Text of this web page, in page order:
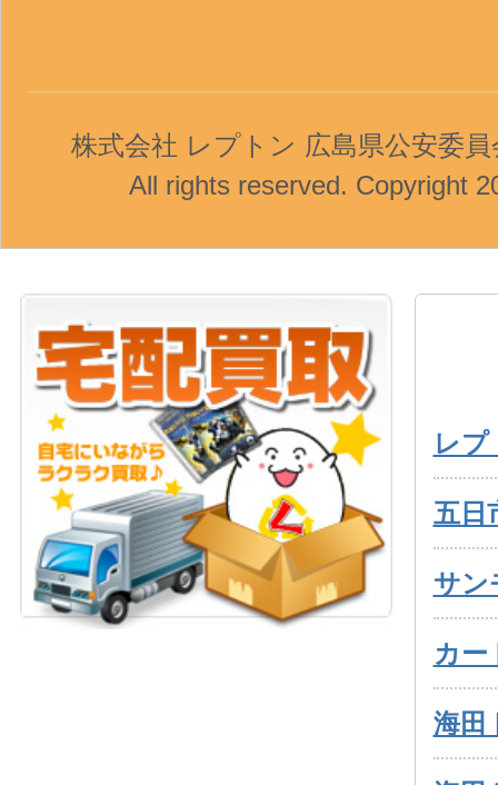
レプ
五日
サン
カー
海田
株式会社 レプトン 広島県公安委員
All rights reserved. Copyright